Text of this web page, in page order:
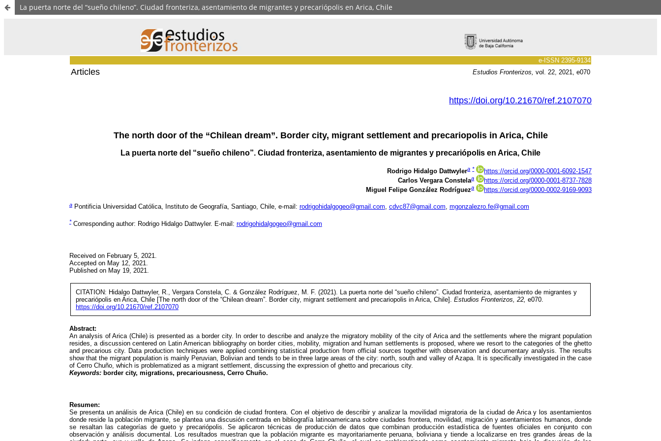
La puerta norte del “sueño chileno”. Ciudad fronteriza, asentamiento de migrantes y precariópolis en Arica, Chile